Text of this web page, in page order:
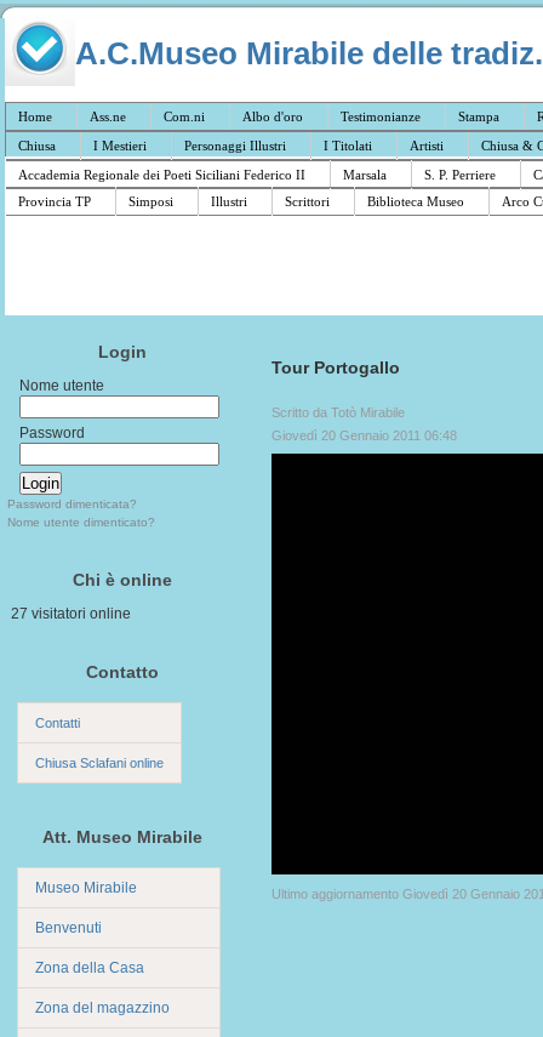
A.C.Museo Mirabile delle
Home Ass.ne Com.ni Albo d'oro Testimonianze Stampa
Chiusa
I Mestieri Personaggi Illustri I Titolati Artisti
Chiusa &
Accademia Regionale dei Poeti Siciliani Federico II
Marsala S. P. Perriere
Provincia TP
Simposi Illustri Scrittori Biblioteca Museo Arco
Login
Nome utente
Password
Password dimenticata?
Nome utente dimenticato?
Chi è online
27 visitatori online
Contatto
Contatti
Chiusa Sclafani online
Att. Museo Mirabile
Museo Mirabile
Benvenuti
Zona della Casa
Zona del magazzino
Tour Portogallo
Scritto da Totò Mirabile
Giovedì 20 Gennaio 2011 06:48
Ultimo aggiornamento Giovedì 20 Gennaio